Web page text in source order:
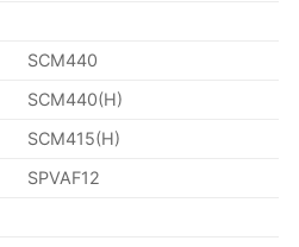
SCM440
SCM440(H)
SCM415(H)
SPVAF12